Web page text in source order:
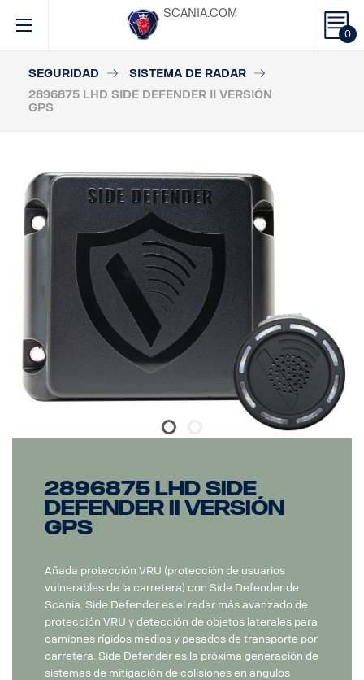
0
SCANIA.COM
SEGURIDAD
SISTEMA DE RADAR
2896875 LHD SIDE DEFENDER II VERSIÓN
GPS
2896875 LHD Side
defender II versión
GPS
Añada protección VRU (protección de usuarios
vulnerables de la carretera) con Side Defender de
Scania. Side Defender es el radar más avanzado de
protección VRU y detección de objetos laterales para
camiones rígidos medios y pesados de transporte por
carretera. Side Defender es la próxima generación de
sistemas de mitigación de colisiones en ángulos